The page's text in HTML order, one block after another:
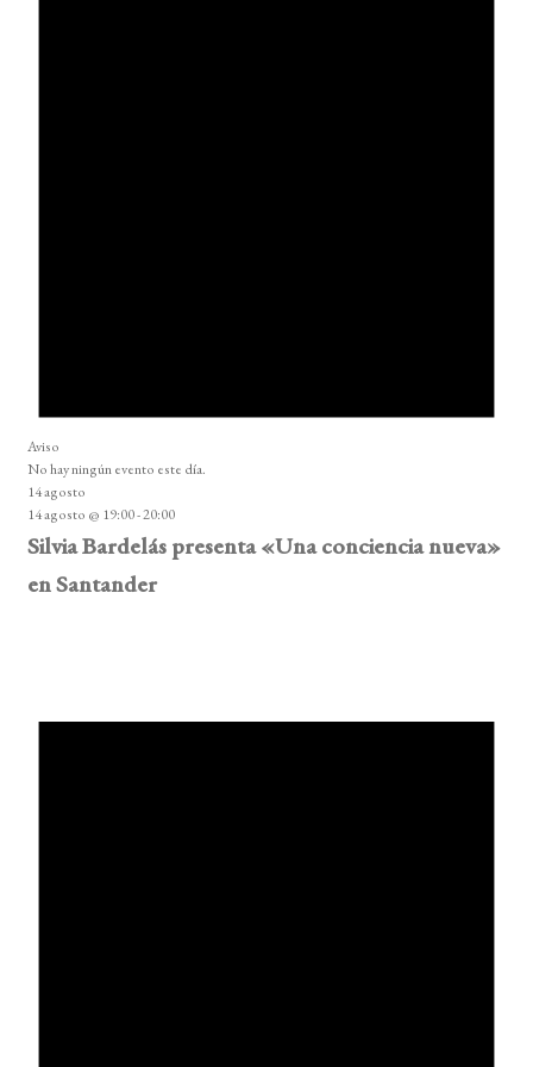
Aviso
No hay ningún evento este día.
14 agosto
14 agosto @ 19:00-20:00
Silvia Bardelás presenta «Una conciencia nueva»
en Santander